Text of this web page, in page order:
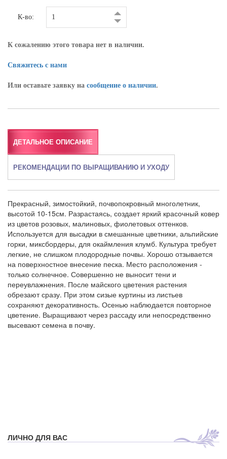
К-во:
К сожалению этого товара нет в наличии.
Свяжитесь с нами
Или оставьте заявку на сообщение о наличии.
ДЕТАЛЬНОЕ ОПИСАНИЕ
РЕКОМЕНДАЦИИ ПО ВЫРАЩИВАНИЮ И УХОДУ
Прекрасный, зимостойкий, почвопокровный многолетник,
высотой 10-15см. Разрастаясь, создает яркий красочный ковер
из цветов розовых, малиновых, фиолетовых оттенков.
Используется для высадки в смешанные цветники, альпийские
горки, миксбордеры, для окаймления клумб. Культура требует
легкие, не слишком плодородные почвы. Хорошо отзывается
на поверхностное внесение песка. Место расположения -
только солнечное. Совершенно не выносит тени и
переувлажнения. После майского цветения растения
обрезают сразу. При этом сизые куртины из листьев
сохраняют декоративность. Осенью наблюдается повторное
цветение. Выращивают через рассаду или непосредственно
высевают семена в почву.
ЛИЧНО ДЛЯ ВАС